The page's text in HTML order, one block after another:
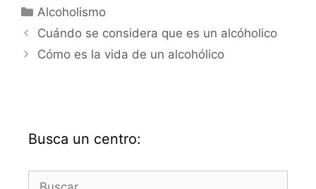
Categorías
Alcoholismo
Cuándo se considera que es un alcóholico
Cómo es la vida de un alcohólico
Busca un centro: